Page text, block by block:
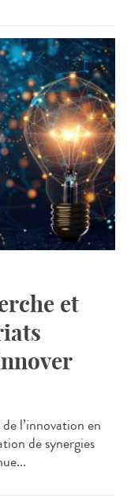
et
l’innovation en
de synergies